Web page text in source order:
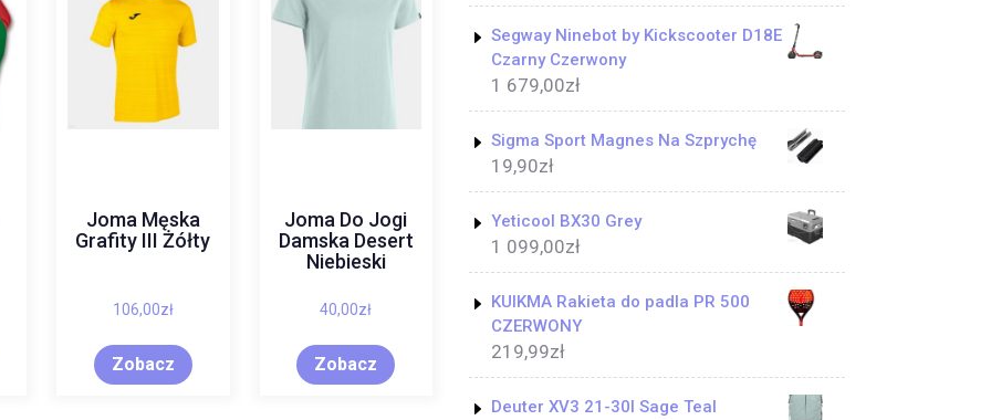
Joma Męska
Grafity III Żółty
106,00zł
Zobacz
Joma Do Jogi
Damska Desert
Niebieski
40,00zł
Zobacz
Segway Ninebot by Kickscooter D18E
Czarny Czerwony
1 679,00zł
Sigma Sport Magnes Na Szprychę
19,90zł
Yeticool BX30 Grey
1 099,00zł
KUIKMA Rakieta do padla PR 500
CZERWONY
219,99zł
Deuter XV3 21-30l Sage Teal